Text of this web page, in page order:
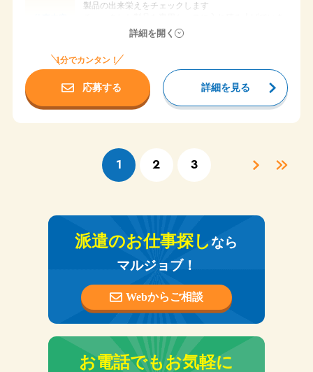
製品の出来栄えをチェックします
機械に合わせて作業を行います。決して難しい作業で
はありませんよ♪
勤務地 岐阜県揖斐郡大野町
北神戸駅 車10分
① ７：５８～１６：４２ （7時間40分）
休日 週休二日シフト制（4勤2休）
社会保険完備
交通費支給
駐車場あり
詳細を開く
1分でカンタン！
応募する 詳細を見る
1 2 3
派遣のお仕事探しなら
マルジョブ！
Webからご相談
お電話でもお気軽に